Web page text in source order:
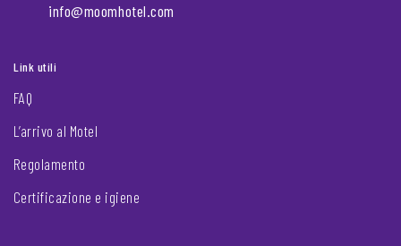
info@moomhotel.com
Link utili
FAQ
L’arrivo al Motel
Regolamento
Certificazione e igiene